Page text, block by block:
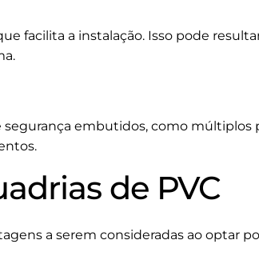
facilita a instalação. Isso pode
segurança embutidos, como múltiplos
de PVC
a serem consideradas ao optar